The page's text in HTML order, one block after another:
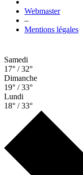
Webmaster
–
Mentions légales
Samedi
17° / 32°
Dimanche
19° / 33°
Lundi
18° / 33°